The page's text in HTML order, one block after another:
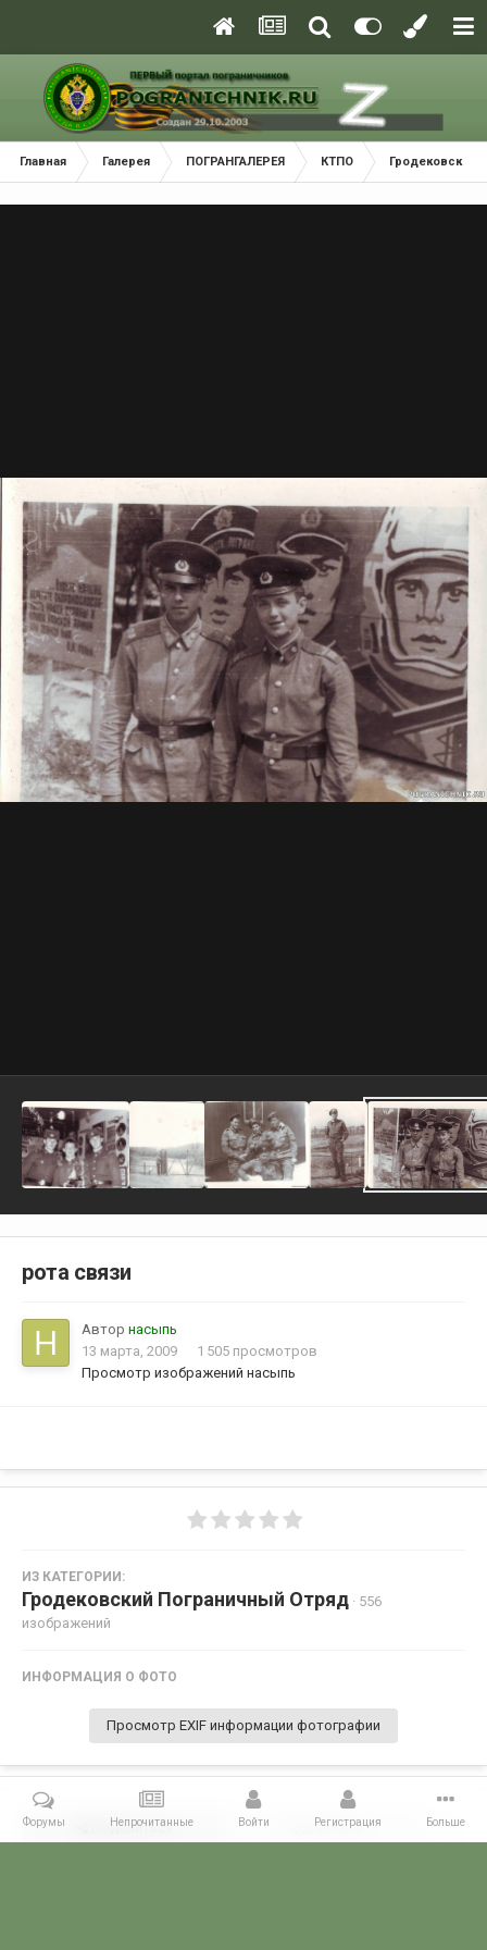
Главная Галерея ПОГРАНГАЛЕРЕЯ КТПО Гродековский
рота связи
Автор насыпь
13 марта, 2009
1 505 просмотров
Просмотр изображений насыпь
ИЗ КАТЕГОРИИ:
Гродековский Пограничный Отряд · 556
изображений
ИНФОРМАЦИЯ О ФОТО
Просмотр EXIF информации фотографии
Поделиться Подписчики 0
Форумы Непрочитанные Войти Регистрация Больше